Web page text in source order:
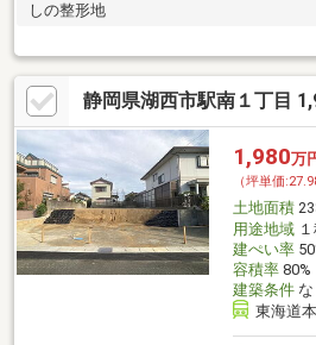
しの整形地
静岡県湖西市駅南１丁目
1,980万
（坪単価
土地面積
用途地域１
建ぺい率
容積率80%
建築条件な
東海道